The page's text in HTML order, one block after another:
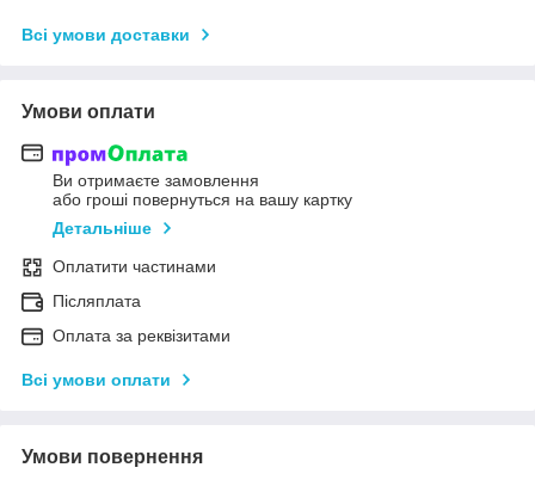
Всі умови доставки
Умови оплати
Ви отримаєте замовлення
або гроші повернуться на вашу картку
Детальніше
Оплатити частинами
Післяплата
Оплата за реквізитами
Всі умови оплати
Умови повернення